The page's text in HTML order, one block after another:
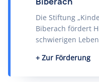
Die Stiftung
Biberach fördert
schwierigen
Zur Förderung